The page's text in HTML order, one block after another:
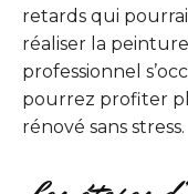
retards qui
réaliser la
professionnel
pourrez profiter
rénové sans stress.